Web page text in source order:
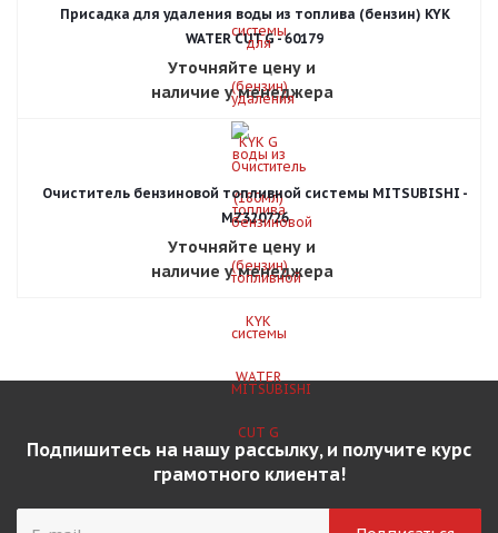
Присадка для удаления воды из топлива (бензин) KYK
WATER CUT G - 60179
Уточняйте цену и
наличие у менеджера
Очиститель бензиновой топливной системы MITSUBISHI -
MZ320726
Уточняйте цену и
наличие у менеджера
Подпишитесь на нашу рассылку, и получите курс
грамотного клиента!